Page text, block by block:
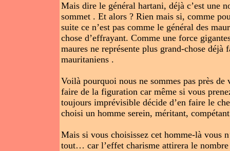
Mais dire le général hartani, déjà c’est une
sommet . Et alors ? Rien mais si, comme
suite ce n’est pas comme le général des
chose d’effrayant. Comme une force
maures ne représente plus grand-chose
mauritaniens .
Voilà pourquoi nous ne sommes pas près
faire de la figuration car même si vous
toujours imprévisible décide d’en faire le
choisi un homme serein, méritant,
Mais si vous choisissez cet homme-là vous
tout… car l’effet charisme attirera le